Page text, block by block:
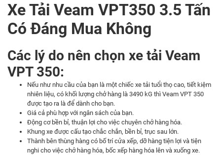
Xe Tải Veam VPT350 3.5 Tấn
Có Đáng Mua Không
Các lý do nên chọn xe tải Veam
VPT 350:
Nếu như nhu cầu của bạn là một chiếc xe tải tuổi thọ cao, tiết kiệm
nhiên liệu, có khối lượng chở hàng là 3490 kG thì Veam VPT 350
được tạo ra là để dành cho bạn.
Giá cả phù hợp với ngân sách của bạn.
Động cơ bền bỉ, thuận lợi cho việc chuyên chở hàng hóa.
Khung xe được cấu tạo chắc chắn, bền bỉ, trục sau lớn.
Thành bên thùng hàng có bố trí cửa xếp, dỡ hàng tiện lợi và tiện
nghi cho việc chở hàng hóa, bốc xếp hàng hóa lên và xuống xe.